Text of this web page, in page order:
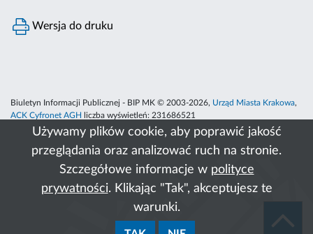
Używamy plików cookie, aby poprawić jakość
przeglądania oraz analizować ruch na stronie.
Szczegółowe informacje w polityce
prywatności. Klikając "Tak", akceptujesz te
warunki.
Wersja do druku
Biuletyn Informacji Publicznej - BIP MK © 2003-2026, Urząd Miasta Krakowa,
ACK Cyfronet AGH
liczba wyświetleń: 231686521